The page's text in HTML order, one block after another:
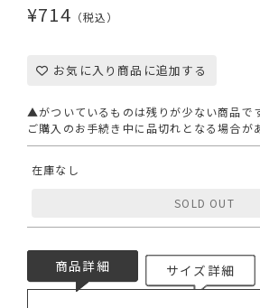
¥714 （税込）
お気に入り商品に追加する
▲がついているものは残りが少ない商品です
ご購入のお手続き中に品切れとなる場合が
在庫なし
SOLD OUT
商品詳細 サイズ詳細